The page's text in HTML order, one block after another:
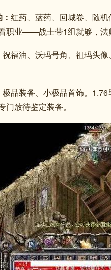
红药、蓝药、回城卷、随机
职业——战士带1组就够，法
祝福油、沃玛号角、祖玛头
极品装备、小极品首饰。
放待鉴定装备。